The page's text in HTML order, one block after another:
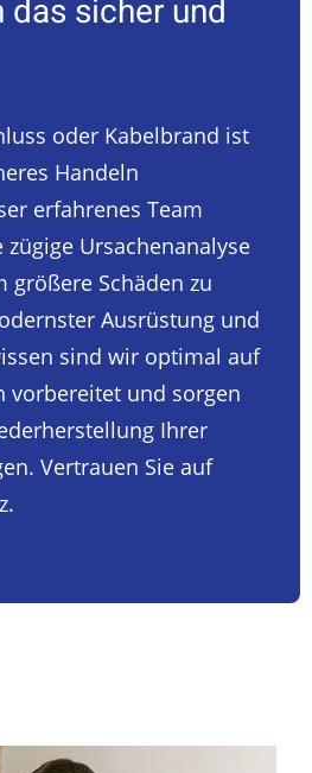
das sicher und
oder Kabelbrand ist
Handeln
erfahrenes Team
Ursachenanalyse
größere Schäden zu
Ausrüstung und
sind wir optimal auf
vorbereitet und sorgen
Ihrer
Vertrauen Sie auf